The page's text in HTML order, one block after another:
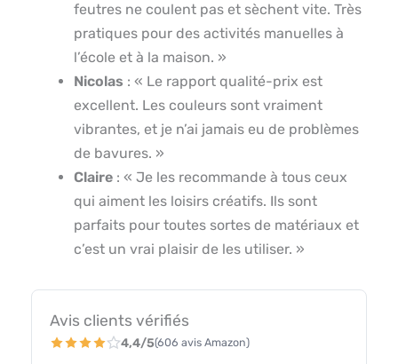
feutres ne coulent pas et sèchent vite. Très
pratiques pour des activités manuelles à
l’école et à la maison. »
Nicolas : « Le rapport qualité-prix est
excellent. Les couleurs sont vraiment
vibrantes, et je n’ai jamais eu de problèmes
de bavures. »
Claire : « Je les recommande à tous ceux
qui aiment les loisirs créatifs. Ils sont
parfaits pour toutes sortes de matériaux et
c’est un vrai plaisir de les utiliser. »
Avis clients vérifiés
4,4/5(606 avis Amazon)